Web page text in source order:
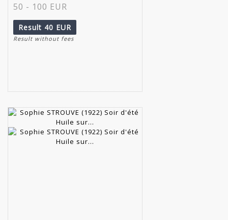
50 - 100 EUR
Result 40 EUR
Result without fees